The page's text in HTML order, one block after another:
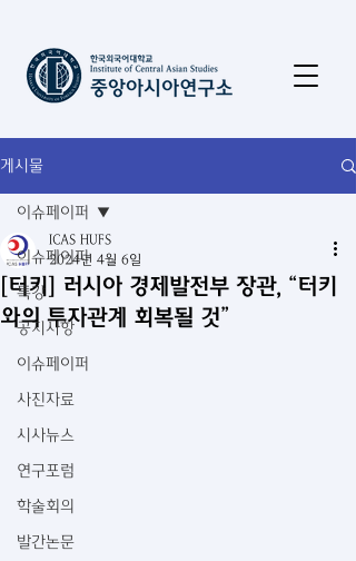
게시물
이슈페이퍼
특강
공지사항
이슈페이퍼
사진자료
시사뉴스
연구포럼
학술회의
발간논문
이슈페이퍼
[터키] 러시아 경제발전부 장관, “터키
와의 투자관계 회복될 것”
ICAS HUFS
2024년 4월 6일